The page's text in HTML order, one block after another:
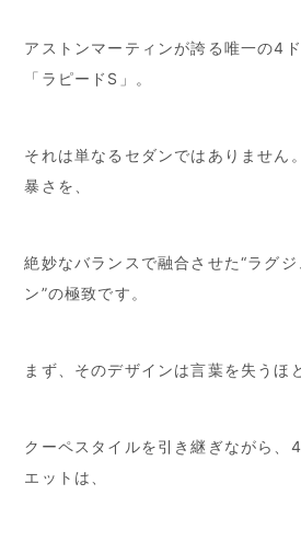
アストンマーティンが誇る唯一の4
「ラピードS」。
それは単なるセダンではありません
暴さを、
絶妙なバランスで融合させた“ラグ
ン”の極致です。
まず、そのデザインは言葉を失うほ
クーペスタイルを引き継ぎながら、
エットは、